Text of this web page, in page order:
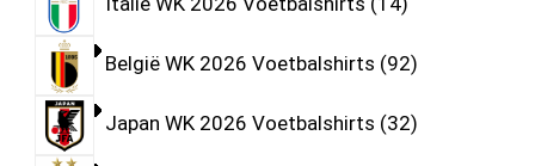
België WK 2026 Voetbalshirts 92
Japan WK 2026 Voetbalshirts 32